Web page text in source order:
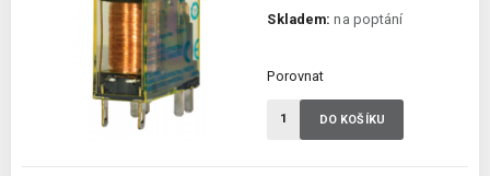
Skladem: na poptání
Porovnat
DO KOŠÍKU